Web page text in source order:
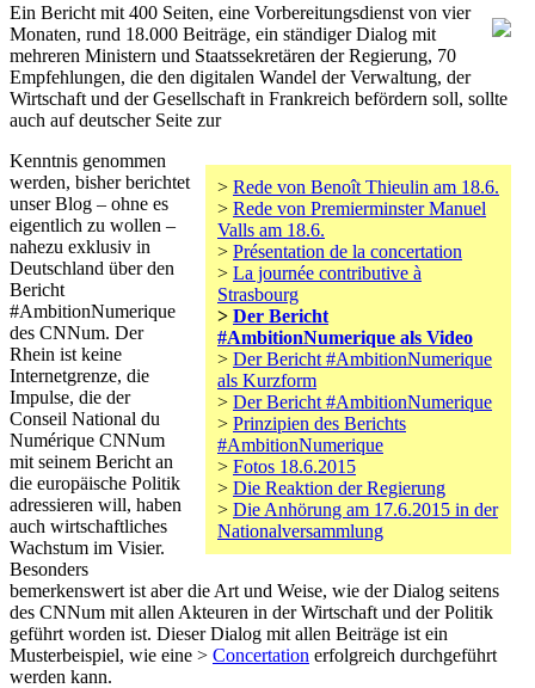
Ein Bericht mit 400 Seiten, eine Vorbereitungsdienst von vier
Monaten, rund 18.000 Beiträge, ein ständiger Dialog mit
mehreren Ministern und Staatssekretären der Regierung, 70
Empfehlungen, die den digitalen Wandel der Verwaltung, der
Wirtschaft und der Gesellschaft in Frankreich befördern soll, sollte
auch auf deutscher Seite zur
> Rede von Benoît Thieulin am 18.6.
> Rede von Premierminster Manuel
Valls am 18.6.
> Présentation de la concertation
> La journée contributive à
Strasbourg
> Der Bericht
#AmbitionNumerique als Video
> Der Bericht #AmbitionNumerique
als Kurzform
> Der Bericht #AmbitionNumerique
> Prinzipien des Berichts
#AmbitionNumerique
> Fotos 18.6.2015
> Die Reaktion der Regierung
> Die Anhörung am 17.6.2015 in der
Nationalversammlung
Kenntnis genommen
werden, bisher berichtet
unser Blog – ohne es
eigentlich zu wollen –
nahezu exklusiv in
Deutschland über den
Bericht
#AmbitionNumerique
des CNNum. Der
Rhein ist keine
Internetgrenze, die
Impulse, die der
Conseil National du
Numérique CNNum
mit seinem Bericht an
die europäische Politik
adressieren will, haben
auch wirtschaftliches
Wachstum im Visier.
Besonders
bemerkenswert ist aber die Art und Weise, wie der Dialog seitens
des CNNum mit allen Akteuren in der Wirtschaft und der Politik
geführt worden ist. Dieser Dialog mit allen Beiträge ist ein
Musterbeispiel, wie eine > Concertation erfolgreich durchgeführt
werden kann.